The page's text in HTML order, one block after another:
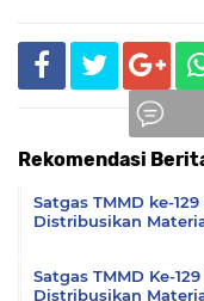
Rekomendasi
Satgas TMMD ke-
Distribusikan
Satgas TMMD Ke-
Distribusikan